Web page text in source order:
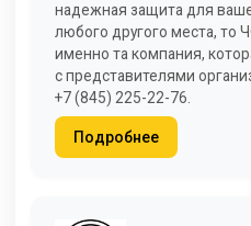
надежная защита для
любого другого места, то
именно та компания,
с представителями
+7 (845) 225-22-76.
Подробнее